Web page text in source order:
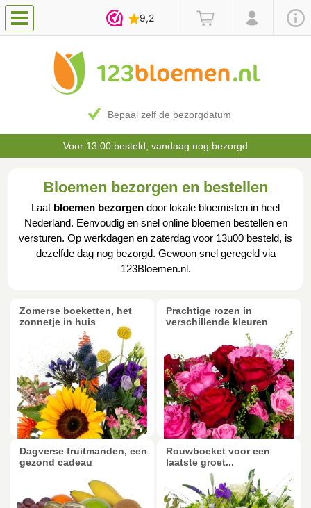
Bepaal zelf de bezorgdatum
Voor 13:00 besteld, vandaag nog bezorgd
Bloemen bezorgen en bestellen
Laat bloemen bezorgen door lokale bloemisten in heel
Nederland. Eenvoudig en snel online bloemen bestellen en
versturen. Op werkdagen en zaterdag voor 13u00 besteld, is
dezelfde dag nog bezorgd. Gewoon snel geregeld via
123Bloemen.nl.
Zomerse boeketten, het
zonnetje in huis
Prachtige rozen in
verschillende kleuren
Dagverse fruitmanden, een
gezond cadeau
Rouwboeket voor een
laatste groet...